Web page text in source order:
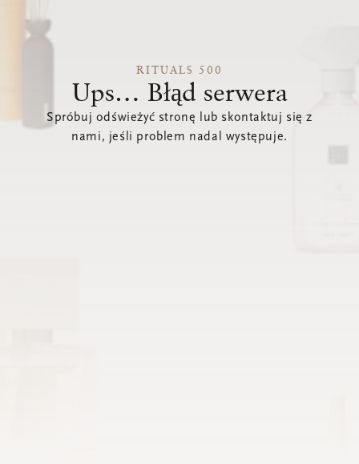
RITUALS 500
Ups… Błąd serwera
Spróbuj odświeżyć stronę lub skontaktuj się z
nami, jeśli problem nadal występuje.